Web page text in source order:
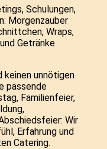
Schulungen,
Morgenzauber
Wraps,
Getränke
keinen unnötigen
passende
Familienfeier,
Wir
Erfahrung und
Catering.